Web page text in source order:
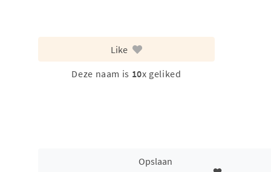
Like
Deze naam is 10x geliked
Opslaan